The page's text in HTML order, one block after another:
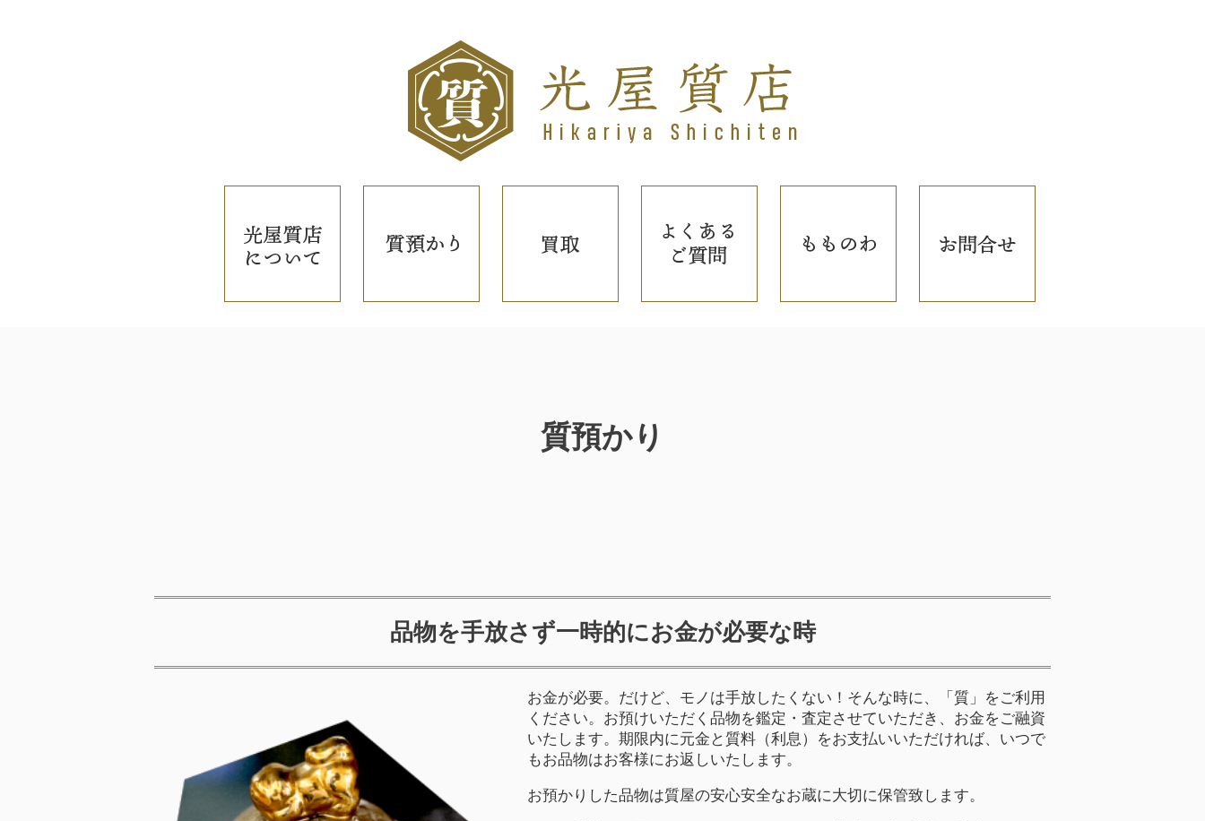
質預かり
品物を手放さず一時的にお金が必要な時
お金が必要。だけど、モノは手放したくない！そんな時に、「質」をご利用
ください。お預けいただく品物を鑑定・査定させていただき、お金をご融資
いたします。期限内に元金と質料（利息）をお支払いいただければ、いつで
もお品物はお客様にお返しいたします。
お預かりした品物は質屋の安心安全なお蔵に大切に保管致します。